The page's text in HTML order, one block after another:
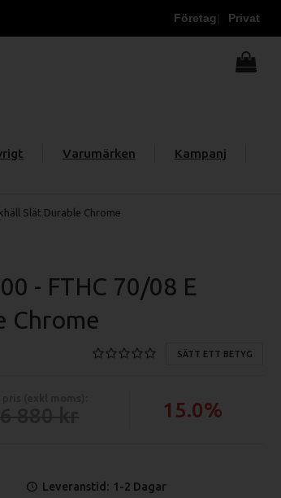
Företag Privat
Varumärken
Kampanj
Slät Durable Chrome
- FTHC 70/08 E
Chrome
SÄTT ETT BETYG
15.0%
Leveranstid: 1-2 Dagar